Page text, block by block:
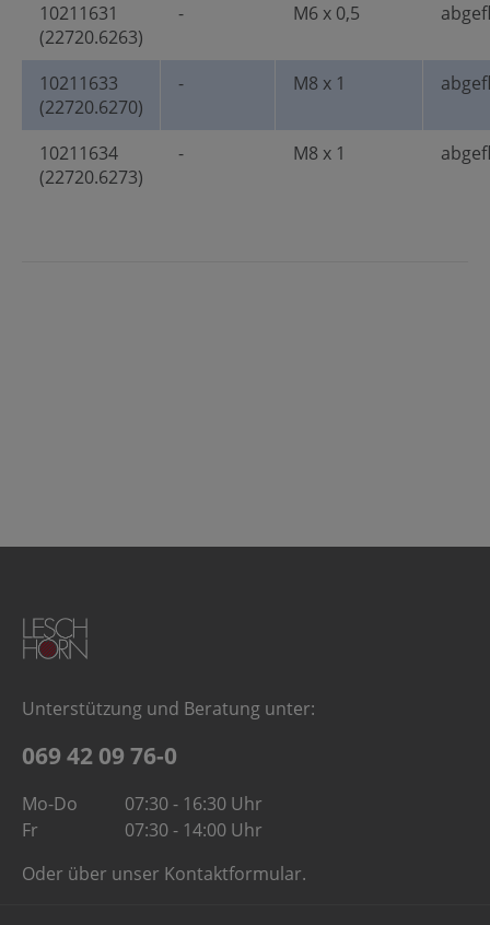
10211631
(22720.6263)
- M6 x 0,5
10211633
(22720.6270)
- M8 x 1
10211634
(22720.6273)
- M8 x 1
Unterstützung und Beratung unter:
069 42 09 76-0
Mo-Do
07:30 - 16:30 Uhr
Fr
07:30 - 14:00 Uhr
Oder über unser Kontaktformular.